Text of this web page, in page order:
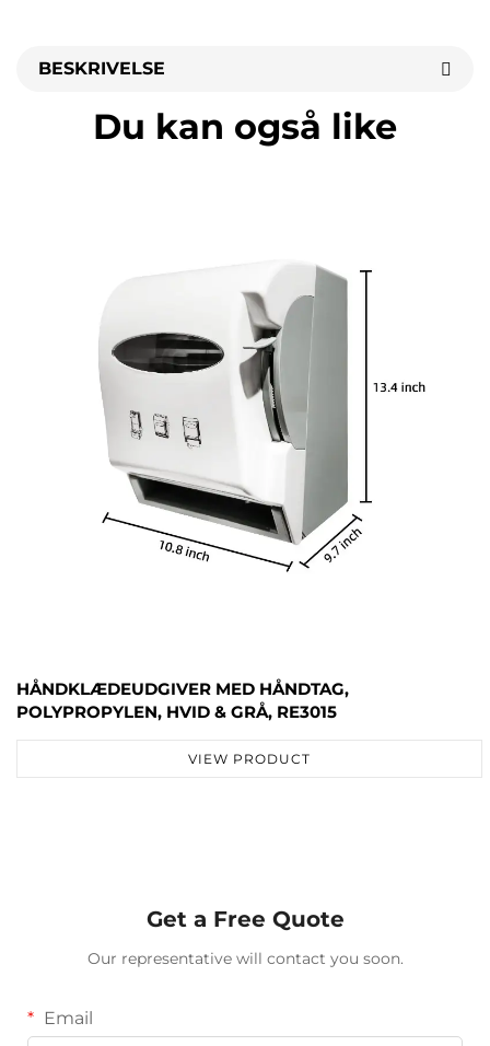
BESKRIVELSE
Du kan også like
HÅNDKLÆDEUDGIVER MED HÅNDTAG,
POLYPROPYLEN, HVID & GRÅ, RE3015
VIEW PRODUCT
Get a Free Quote
Our representative will contact you soon.
Email